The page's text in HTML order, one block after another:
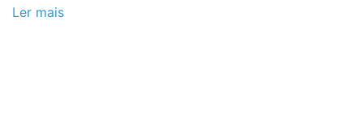
do
de
Ler mais